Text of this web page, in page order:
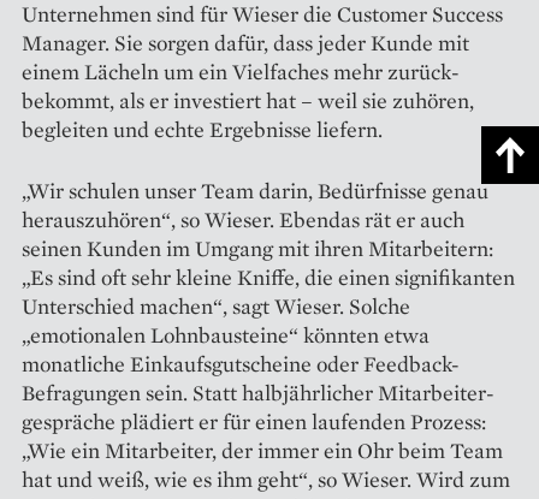
Unternehmen sind für Wieser die Customer Success
Manager. Sie sorgen dafür, dass jeder Kunde mit
einem Lächeln um ein Vielfaches mehr zurück­
bekommt, als er investiert hat – weil sie zuhören,
begleiten und echte Ergebnisse liefern.
„Wir schulen unser Team darin, Bedürfnisse genau
herauszuhören“, so Wieser. Ebendas rät er auch
seinen Kunden im Umgang mit ihren Mitarbeitern:
„Es sind oft sehr kleine Kniffe, die einen signifikanten
Unterschied machen“, sagt Wieser. Solche
„emotionalen Lohnbausteine“ könnten etwa
monatliche Einkaufsgutscheine oder Feedback-
Befra­gungen sein. Statt halbjährlicher Mitarbeiter­
gespräche plädiert er für einen laufenden Prozess:
„Wie ein Mit­arbeiter, der immer ein Ohr beim Team
hat und weiß, wie es ihm geht“, so Wieser. Wird zum